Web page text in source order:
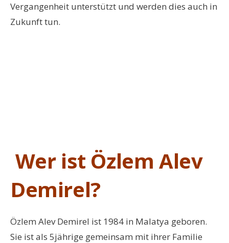
Vergangenheit unterstützt und werden dies auch in
Zukunft tun.
Wer ist Özlem Alev
Demirel?
Özlem Alev Demirel ist 1984 in Malatya geboren.
Sie ist als 5jährige gemeinsam mit ihrer Familie